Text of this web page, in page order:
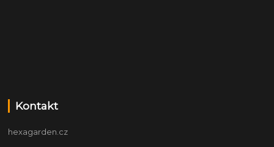
Kontakt
hexagarden.cz